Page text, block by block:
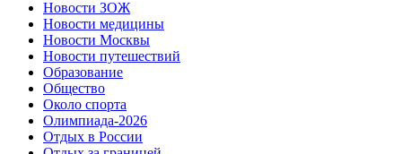
Новости ЗОЖ
Новости медицины
Новости Москвы
Новости путешествий
Образование
Общество
Около спорта
Олимпиада-2026
Отдых в России